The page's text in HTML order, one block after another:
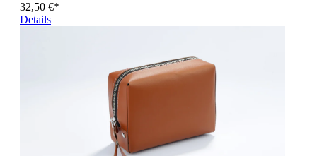
32,50 €*
Details